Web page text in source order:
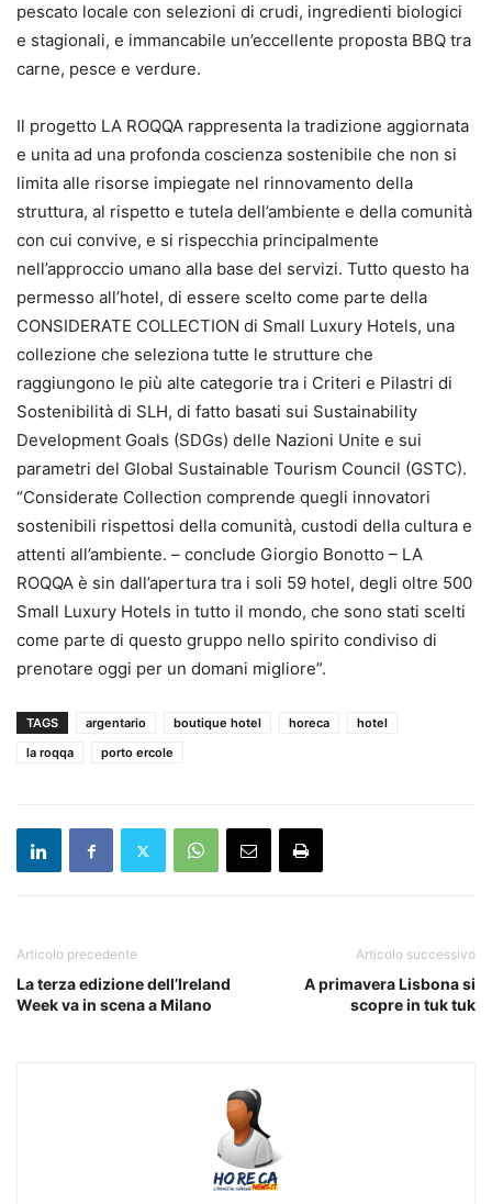
pescato locale con selezioni di crudi, ingredienti biologici
e stagionali, e immancabile un’eccellente proposta BBQ tra
carne, pesce e verdure.
Il progetto LA ROQQA rappresenta la tradizione aggiornata
e unita ad una profonda coscienza sostenibile che non si
limita alle risorse impiegate nel rinnovamento della
struttura, al rispetto e tutela dell’ambiente e della comunità
con cui convive, e si rispecchia principalmente
nell’approccio umano alla base del servizi. Tutto questo ha
permesso all’hotel, di essere scelto come parte della
CONSIDERATE COLLECTION di Small Luxury Hotels, una
collezione che seleziona tutte le strutture che
raggiungono le più alte categorie tra i Criteri e Pilastri di
Sostenibilità di SLH, di fatto basati sui Sustainability
Development Goals (SDGs) delle Nazioni Unite e sui
parametri del Global Sustainable Tourism Council (GSTC).
“Considerate Collection comprende quegli innovatori
sostenibili rispettosi della comunità, custodi della cultura e
attenti all’ambiente. – conclude Giorgio Bonotto – LA
ROQQA è sin dall’apertura tra i soli 59 hotel, degli oltre 500
Small Luxury Hotels in tutto il mondo, che sono stati scelti
come parte di questo gruppo nello spirito condiviso di
prenotare oggi per un domani migliore”.
TAGS argentario boutique hotel horeca
hotel
la roqqa
porto ercole
Articolo precedente
La terza edizione dell’Ireland
Week va in scena a Milano
Articolo successivo
A primavera Lisbona si
scopre in tuk tuk